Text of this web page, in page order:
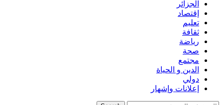
الجزائر
إقتصاد
تعليم
ثقافة
رياضة
صحة
مجتمع
الدين و الحياة
دولي
إعلانات وإشهار